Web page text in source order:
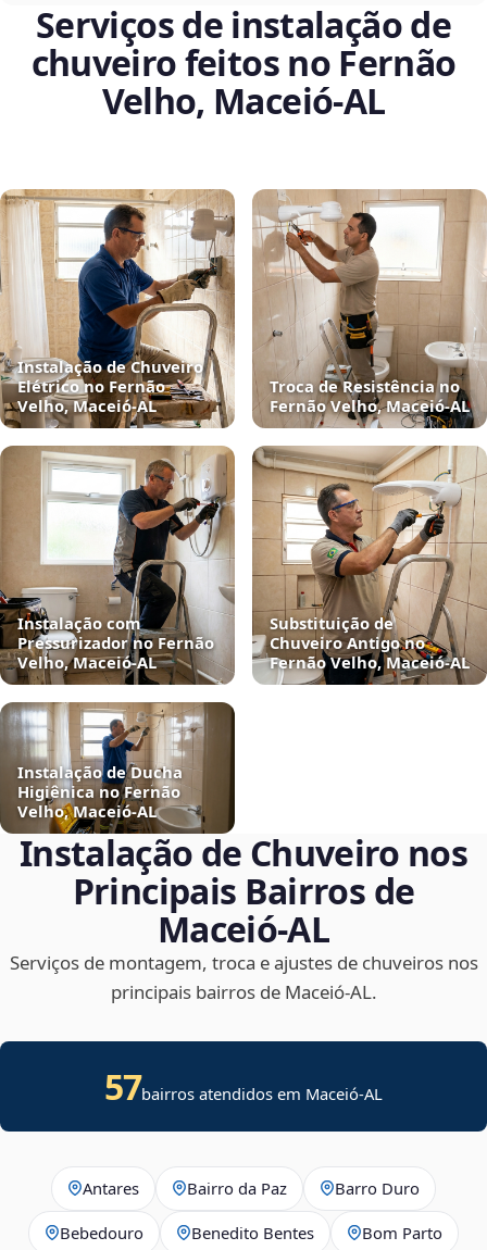
Serviços de instalação de
chuveiro feitos no Fernão
Velho, Maceió‑AL
Instalação de Chuveiro
Elétrico no Fernão
Velho, Maceió‑AL
Troca de Resistência no
Fernão Velho, Maceió‑AL
Instalação com
Pressurizador no Fernão
Velho, Maceió‑AL
Substituição de
Chuveiro Antigo no
Fernão Velho, Maceió‑AL
Instalação de Ducha
Higiênica no Fernão
Velho, Maceió‑AL
Instalação de Chuveiro nos
Principais Bairros de
Maceió‑AL
Serviços de montagem, troca e ajustes de chuveiros nos
principais bairros de Maceió‑AL.
57bairros atendidos em Maceió-AL
Antares Bairro da Paz Barro Duro
Bebedouro Benedito Bentes Bom Parto